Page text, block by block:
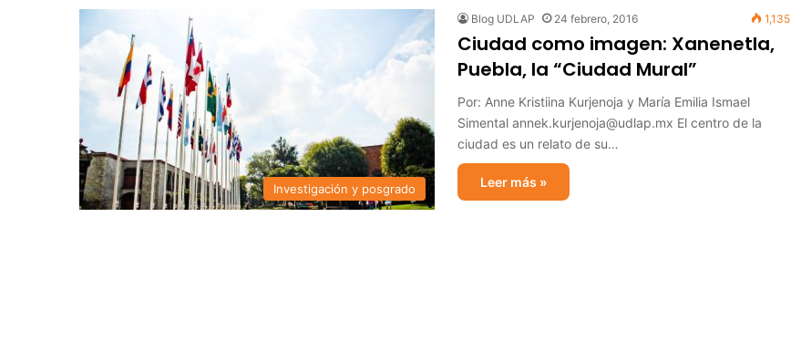
Investigación y posgrado
Blog UDLAP 24 febrero, 2016 1,135
Ciudad como imagen: Xanenetla,
Puebla, la “Ciudad Mural”
Por: Anne Kristiina Kurjenoja y María Emilia Ismael
Simental annek.kurjenoja@udlap.mx El centro de la
ciudad es un relato de su…
Leer más »